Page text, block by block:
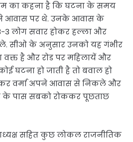
का कहना है कि घटना के समय
आवास पर थे. उनके आवास के
लोग सवार होकर हल्ला और
सीओ के अनुसार उनको यह गंभीर
है और रोड पर महिलायें और
घटना हो जाती है तो बवाल हो
वर्मा अपने आवास से निकले और
के पास सबको रोककर पूछताछ
सहित कुछ लोकल राजनीतिक